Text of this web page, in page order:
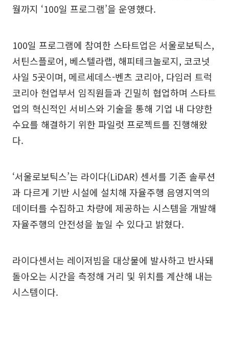
월까지 ‘100일 프로그램’을 운영했다.
100일 프로그램에 참여한 스타트업은 서울로보틱스,
서틴스플로어, 베스텔라랩, 해피테크놀로지, 코코넛
사일 5곳이며, 메르세데스-벤츠 코리아, 다임러 트럭
코리아 현업부서 임직원들과 긴밀히 협업하며 스타트
업의 혁신적인 서비스와 기술을 통해 기업 내 다양한
수요를 해결하기 위한 파일럿 프로젝트를 진행해왔
다.
‘서울로보틱스’는 라이다(LiDAR) 센서를 기존 솔루션
과 다르게 기반 시설에 설치해 자율주행 음영지역의
데이터를 수집하고 차량에 제공하는 시스템을 개발해
자율주행의 안전성을 높일 수 있다고 밝혔다.
라이다센서는 레이저빔을 대상물에 발사하고 반사돼
돌아오는 시간을 측정해 거리 및 위치를 계산해 내는
시스템이다.